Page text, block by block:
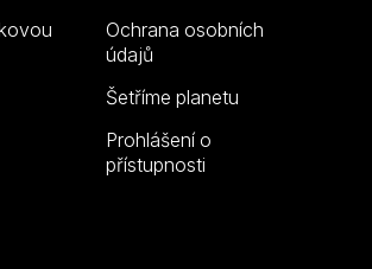
Ochrana osobních
údajů
Šetříme planetu
Prohlášení o
přístupnosti